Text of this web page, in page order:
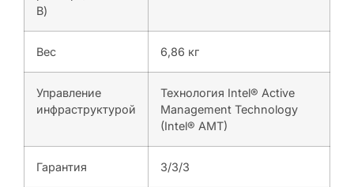
В)
Вес 6,86 кг
Управление
инфраструктурой
Технология Intel® Active
Management Technology
(Intel® AMT)
Гарантия 3/3/3